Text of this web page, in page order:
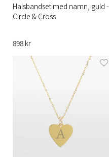
Halsbandset med namn, guld -
Circle & Cross
898 kr